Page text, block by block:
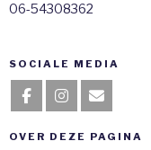
06-54308362
SOCIALE MEDIA
OVER DEZE PAGINA